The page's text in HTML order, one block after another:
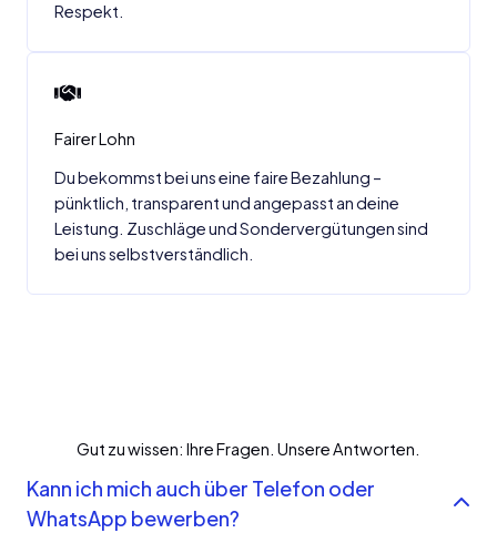
Respekt.
Fairer Lohn
Du bekommst bei uns eine faire Bezahlung –
pünktlich, transparent und angepasst an deine
Leistung. Zuschläge und Sondervergütungen sind
bei uns selbstverständlich.
Gut zu wissen: Ihre Fragen. Unsere Antworten.
Kann ich mich auch über Telefon oder
WhatsApp bewerben?